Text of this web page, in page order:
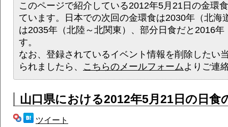
このページで紹介している2012年5月21日の金環
ています。日本での次回の金環食は2030年（北海
は2035年（北陸～北関東）、部分日食だと2016年
す。
なお、登録されているイベント情報を削除したい
られましたら、 こちらのメールフォームよりご連
山口県における2012年5月21日の日食
ツイート